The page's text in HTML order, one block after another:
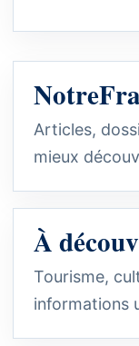
Articles,
mieux
À
Tourisme,
informations